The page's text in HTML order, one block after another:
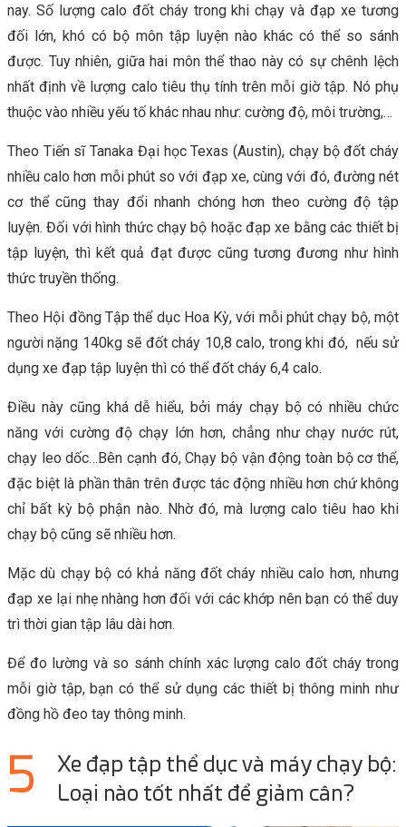
nay. Số lượng calo đốt cháy trong khi chạy và đạp xe tương
đối lớn, khó có bộ môn tập luyện nào khác có thể so sánh
được. Tuy nhiên, giữa hai môn thể thao này có sự chênh lệch
nhất định về lượng calo tiêu thụ tính trên mỗi giờ tập. Nó phụ
thuộc vào nhiều yếu tố khác nhau như: cường độ, môi trường,…
Theo Tiến sĩ Tanaka Đại học Texas (Austin), chạy bộ đốt cháy
nhiều calo hơn mỗi phút so với đạp xe, cùng với đó, đường nét
cơ thể cũng thay đổi nhanh chóng hơn theo cường độ tập
luyện. Đối với hình thức chạy bộ hoặc đạp xe bằng các thiết bị
tập luyện, thì kết quả đạt được cũng tương đương như hình
thức truyền thống.
Theo Hội đồng Tập thể dục Hoa Kỳ, với mỗi phút chạy bộ, một
người nặng 140kg sẽ đốt cháy 10,8 calo, trong khi đó, nếu sử
dụng xe đạp tập luyện thì có thể đốt cháy 6,4 calo.
Điều này cũng khá dễ hiểu, bởi máy chạy bộ có nhiều chức
năng với cường độ chạy lớn hơn, chẳng như chạy nước rút,
chạy leo dốc…Bên cạnh đó, Chạy bộ vận động toàn bộ cơ thể,
đặc biệt là phần thân trên được tác động nhiều hơn chứ không
chỉ bất kỳ bộ phận nào. Nhờ đó, mà lượng calo tiêu hao khi
chạy bộ cũng sẽ nhiều hơn.
Mặc dù chạy bộ có khả năng đốt cháy nhiều calo hơn, nhưng
đạp xe lại nhẹ nhàng hơn đối với các khớp nên bạn có thể duy
trì thời gian tập lâu dài hơn.
Để đo lường và so sánh chính xác lượng calo đốt cháy trong
mỗi giờ tập, bạn có thể sử dụng các thiết bị thông minh như
đồng hồ đeo tay thông minh.
Xe đạp tập thể dục và máy chạy bộ:
Loại nào tốt nhất để giảm cân?